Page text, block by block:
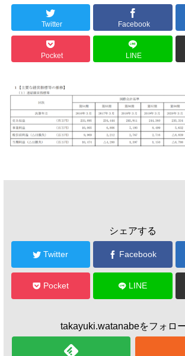
Twitter Facebook
Pocket LINE
シェアする
Twitter Facebook
Pocket LINE
takayuki.watanabeをフォロ